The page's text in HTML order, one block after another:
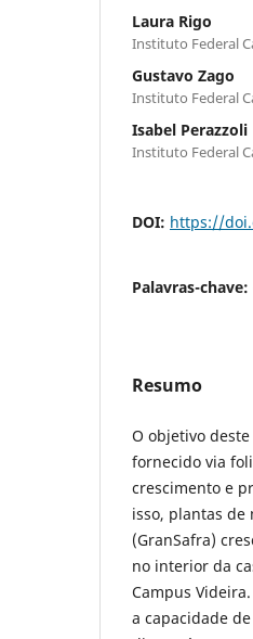
Laura Rigo
Instituto Federal
Gustavo Zago
Instituto Federal
Isabel Perazzoli
Instituto Federal
DOI: https://
Palavras-chave:
Resumo
O objetivo
fornecido via
crescimento e
isso, plantas
(GranSafra)
no interior da
Campus
a capacidade